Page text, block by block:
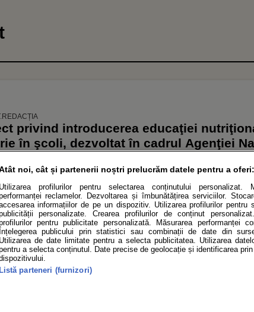
REDACȚIA
privind introducerea educaţiei
în şcoli, dezvoltat în cadrul Agenţiei
DESPRE NOIMODIFICĂ PREFERINȚE COOKIES
Setările Cookie
mass-media, firme de monitorizare) nu poate reproduce integral scrierile
noi, cât și partenerii noștri prelucrăm datele pentru a oferi:
Utilizarea profilurilor pentru selectarea conținutului personalizat.
reclamelor. Dezvoltarea și îmbunătățirea serviciilor.
informațiilor de pe un dispozitiv. Utilizarea profilurilor pentru
personalizate. Crearea profilurilor de conținut
pentru publicitate personalizată. Măsurarea performanței
Înțelegerea publicului prin statistici sau combinații de date din
Utilizarea de date limitate pentru a selecta publicitatea. Utilizarea
a selecta conținutul. Date precise de geolocație și identificarea
parteneri (furnizori)